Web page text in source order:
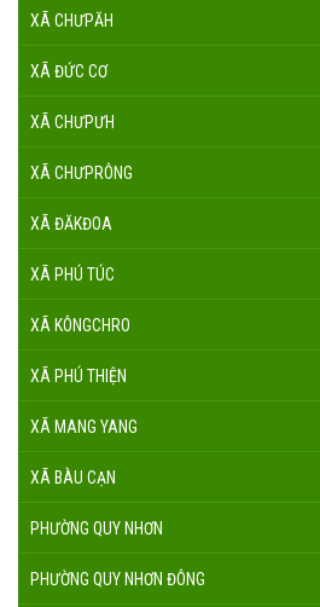
XÃ CHƯPĂH
XÃ ĐỨC CƠ
XÃ CHƯPƯH
XÃ CHƯPRÔNG
XÃ ĐĂKĐOA
XÃ PHÚ TÚC
XÃ KÔNGCHRO
XÃ PHÚ THIỆN
XÃ MANG YANG
XÃ BÀU CẠN
PHƯỜNG QUY NHƠN
PHƯỜNG QUY NHƠN ĐÔNG